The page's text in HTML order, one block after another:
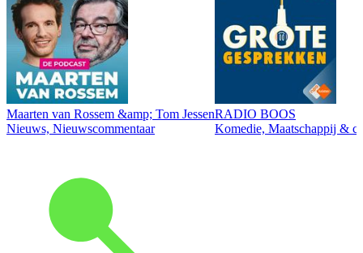
Maarten van Rossem &amp; Tom Jessen
Nieuws, Nieuwscommentaar
RADIO BOOS
Komedie, Maatschappij &